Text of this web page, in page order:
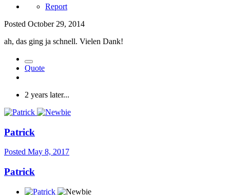
Report
Posted October 29, 2014
ah, das ging ja schnell. Vielen Dank!
Quote
2 years later...
Patrick
Posted May 8, 2017
Patrick